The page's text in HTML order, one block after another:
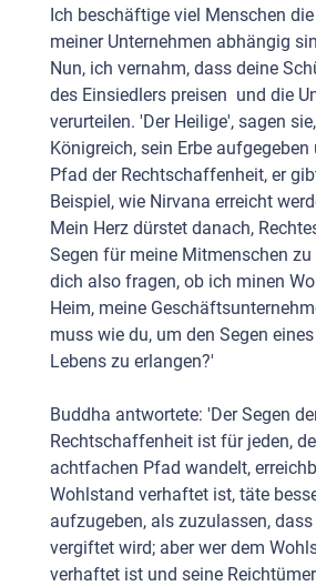
Ich beschäftige viel Menschen
meiner Unternehmen abhängig
Nun, ich vernahm, dass deine
des Einsiedlers preisen und die
verurteilen. 'Der Heilige', sagen
Königreich, sein Erbe
Pfad der Rechtschaffenheit, er
Beispiel, wie Nirvana erreicht
Mein Herz dürstet danach,
Segen für meine Mitmenschen
dich also fragen, ob ich minen
Heim, meine
muss wie du, um den Segen
Lebens zu erlangen?'
Buddha antwortete: 'Der Segen
Rechtschaffenheit ist für jeden,
achtfachen Pfad wandelt,
Wohlstand verhaftet ist, täte
aufzugeben, als zuzulassen,
vergiftet wird; aber wer dem
verhaftet ist und seine